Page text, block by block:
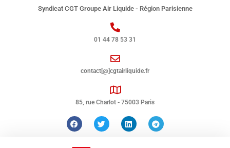
Syndicat CGT Groupe Air Liquide - Région Parisienne
01 44 78 53 31
contact[@]cgtairliquide.fr
85, rue Charlot - 75003 Paris